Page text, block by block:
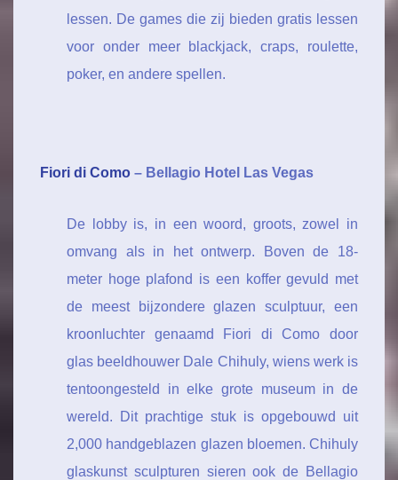
lessen. De games die zij bieden gratis lessen
voor onder meer blackjack, craps, roulette,
poker, en andere spellen.
Fiori di Como – Bellagio Hotel Las Vegas
De lobby is, in een woord, groots, zowel in
omvang als in het ontwerp. Boven de 18-
meter hoge plafond is een koffer gevuld met
de meest bijzondere glazen sculptuur, een
kroonluchter genaamd Fiori di Como door
glas beeldhouwer Dale Chihuly, wiens werk is
tentoongesteld in elke grote museum in de
wereld. Dit prachtige stuk is opgebouwd uit
2,000 handgeblazen glazen bloemen. Chihuly
glaskunst sculpturen sieren ook de Bellagio